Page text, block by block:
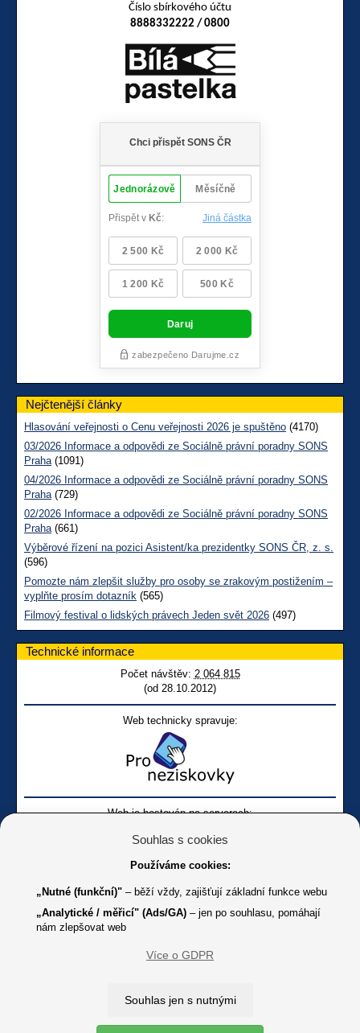
Číslo sbírkového účtu
8888332222 / 0800
Nejčtenější články
Hlasování veřejnosti o Cenu veřejnosti 2026 je spuštěno (4170)
03/2026 Informace a odpovědi ze Sociálně právní poradny SONS
Praha(1091)
04/2026 Informace a odpovědi ze Sociálně právní poradny SONS
Praha(729)
02/2026 Informace a odpovědi ze Sociálně právní poradny SONS
Praha(661)
Výběrové řízení na pozici Asistent/ka prezidentky SONS ČR, z. s.
(596)
Pomozte nám zlepšit služby pro osoby se zrakovým postižením –
vyplňte prosím dotazník (565)
Filmový festival o lidských právech Jeden svět 2026 (497)
Technické informace
Počet návštěv: 2 064 815
(od 28.10.2012)
Web technicky spravuje:
Web je hostován na serverech:
Online
Youtube SONS
K jakémukoliv užití textů a obrázků uvedených na tomto serveru je
Copyright © 2012 - 2026 SONS ČR, z. s.
Souhlas s cookies
Používáme cookies:
„Nutné (funkční)" – běží vždy, zajišťují základní funkce webu
„Analytické / měřicí" (Ads/GA) – jen po souhlasu, pomáhají
nám zlepšovat web
Více o GDPR
Souhlas jen s nutnými